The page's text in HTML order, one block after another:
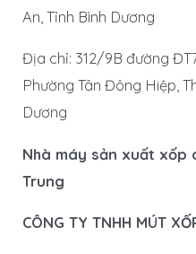
An, Tỉnh Bình Dương
Địa chỉ: 312/9B đường
Phường Tân Đông Hiệp,
Dương
Nhà máy sản xuất xốp
Trung
CÔNG TY TNHH MÚT